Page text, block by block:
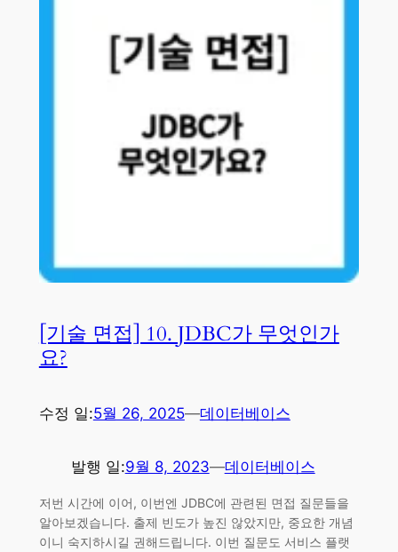
[기술 면접] 10. JDBC가 무엇인가
요?
수정 일:5월 26, 2025—데이터베이스
발행 일:9월 8, 2023—데이터베이스
저번 시간에 이어, 이번엔 JDBC에 관련된 면접 질문들을
알아보겠습니다. 출제 빈도가 높진 않았지만, 중요한 개념
이니 숙지하시길 권해드립니다. 이번 질문도 서비스 플랫